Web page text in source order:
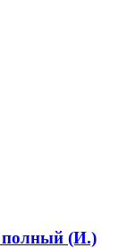
полный (И.)